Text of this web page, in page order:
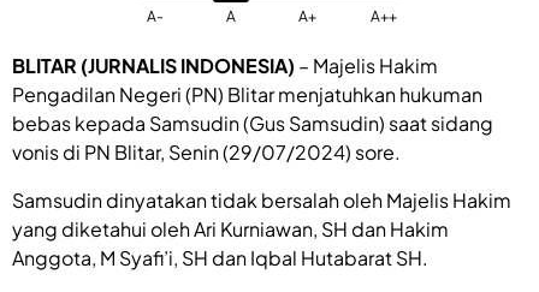
A- A A+ A++
BLITAR (JURNALIS INDONESIA) – Majelis Hakim
Pengadilan Negeri (PN) Blitar menjatuhkan hukuman
bebas kepada Samsudin (Gus Samsudin) saat sidang
vonis di PN Blitar, Senin (29/07/2024) sore.
Samsudin dinyatakan tidak bersalah oleh Majelis Hakim
yang diketahui oleh Ari Kurniawan, SH dan Hakim
Anggota, M Syafi’i, SH dan Iqbal Hutabarat SH.